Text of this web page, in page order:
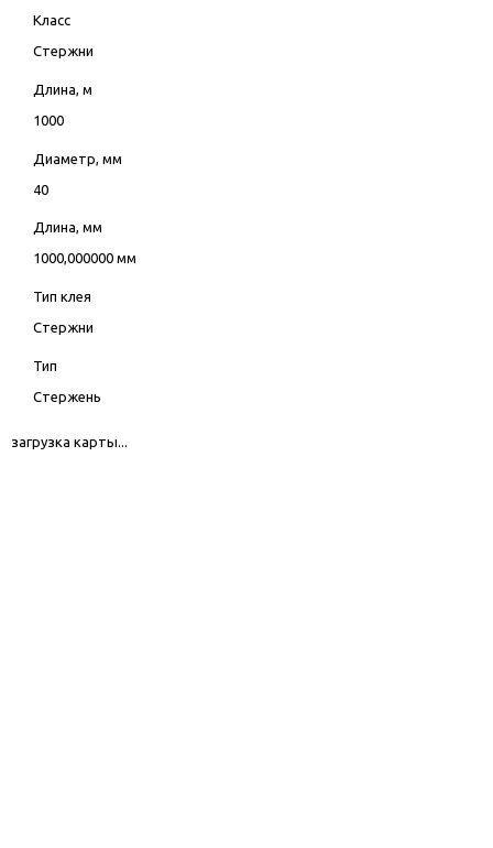
Класс
Стержни
Длина, м
1000
Диаметр, мм
40
Длина, мм
1000,000000 мм
Тип клея
Стержни
Тип
Стержень
загрузка карты...